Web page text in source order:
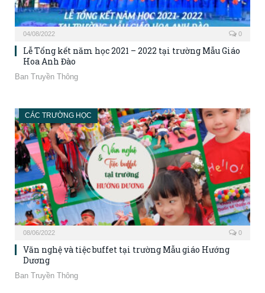
04/08/2022 0
Lễ Tổng kết năm học 2021 – 2022 tại trường Mẫu Giáo
Hoa Anh Đào
Ban Truyền Thông
CÁC TRƯỜNG HỌC
08/06/2022 0
Văn nghệ và tiệc buffet tại trường Mẫu giáo Hướng
Dương
Ban Truyền Thông